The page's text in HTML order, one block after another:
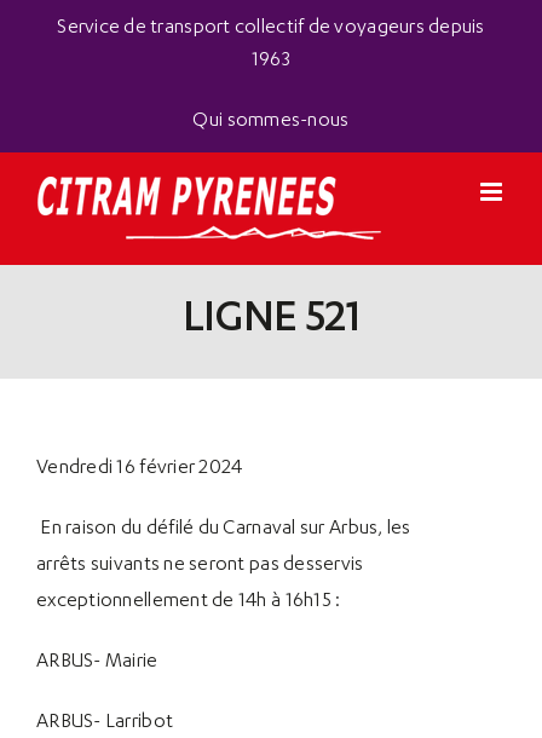
Service de transport collectif de voyageurs depuis
1963
Qui sommes-nous
LIGNE 521
Vendredi 16 février 2024
En raison du défilé du Carnaval sur Arbus, les
arrêts suivants ne seront pas desservis
exceptionnellement de 14h à 16h15 :
ARBUS- Mairie
ARBUS- Larribot
Panneau de gestion des cookies